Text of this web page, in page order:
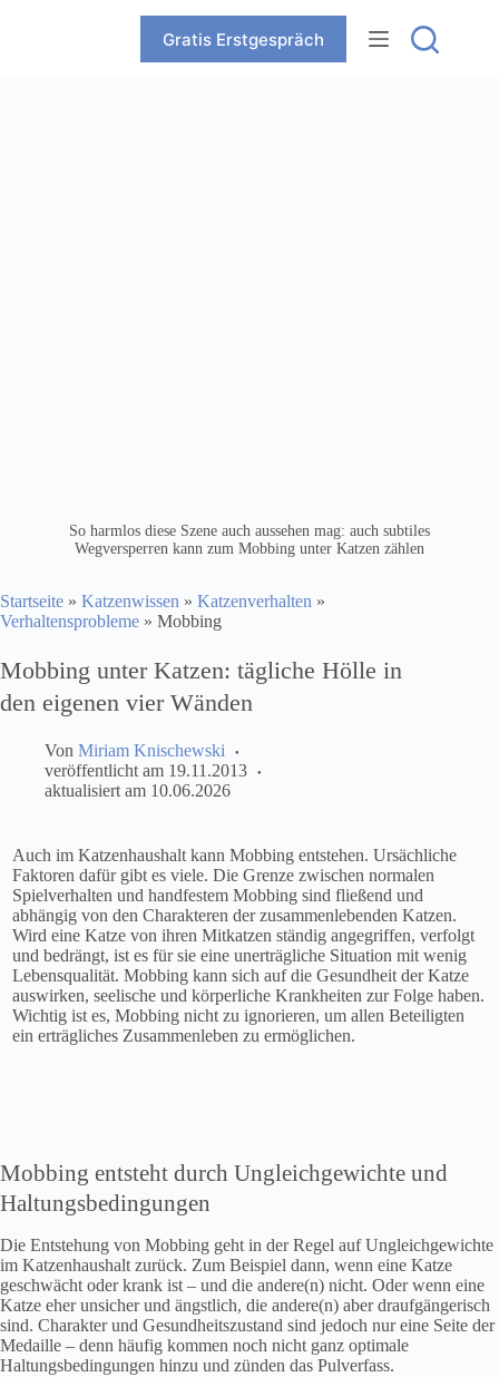
Gratis Erstgespräch
So harmlos diese Szene auch aussehen mag: auch subtiles
Wegversperren kann zum Mobbing unter Katzen zählen
Startseite » Katzenwissen » Katzenverhalten »
Verhaltensprobleme » Mobbing
Mobbing unter Katzen: tägliche Hölle in
den eigenen vier Wänden
Von Miriam Knischewski
veröffentlicht am 19.11.2013
aktualisiert am 10.06.2026
Auch im Katzenhaushalt kann Mobbing entstehen. Ursächliche
Faktoren dafür gibt es viele. Die Grenze zwischen normalen
Spielverhalten und handfestem Mobbing sind fließend und
abhängig von den Charakteren der zusammenlebenden Katzen.
Wird eine Katze von ihren Mitkatzen ständig angegriffen, verfolgt
und bedrängt, ist es für sie eine unerträgliche Situation mit wenig
Lebensqualität. Mobbing kann sich auf die Gesundheit der Katze
auswirken, seelische und körperliche Krankheiten zur Folge haben.
Wichtig ist es, Mobbing nicht zu ignorieren, um allen Beteiligten
ein erträgliches Zusammenleben zu ermöglichen.
Mobbing entsteht durch Ungleichgewichte und
Haltungsbedingungen
Die Entstehung von Mobbing geht in der Regel auf Ungleichgewichte
im Katzenhaushalt zurück. Zum Beispiel dann, wenn eine Katze
geschwächt oder krank ist – und die andere(n) nicht. Oder wenn eine
Katze eher unsicher und ängstlich, die andere(n) aber draufgängerisch
sind. Charakter und Gesundheitszustand sind jedoch nur eine Seite der
Medaille – denn häufig kommen noch nicht ganz optimale
Haltungsbedingungen hinzu und zünden das Pulverfass.